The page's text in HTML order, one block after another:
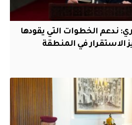
ندعم الخطوات التي يقودها
الاستقرار في المنطقة